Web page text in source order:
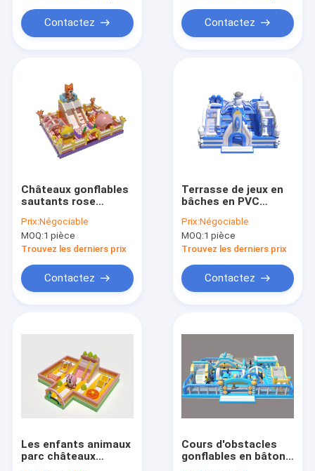
Contactez Contactez
Châteaux gonflables
sautants rose
les enfants
Prix:Négociable
MOQ:1 pièce
Trouvez les derniers prix
Contactez
Terrasse de jeux en
bâches en PVC
rebond bleu blanc
pour enfants
Prix:Négociable
MOQ:1 pièce
Trouvez les derniers prix
Contactez
Les enfants animaux
parc châteaux
Cours d'obstacles
gonflables en bâton